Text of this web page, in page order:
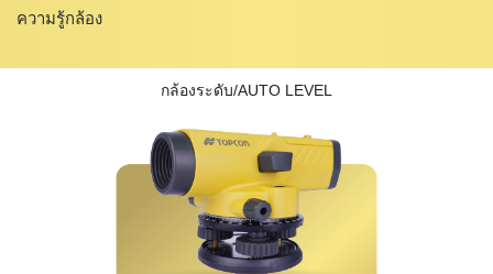
ความรู้กล้อง
กล้องระดับ/AUTO LEVEL